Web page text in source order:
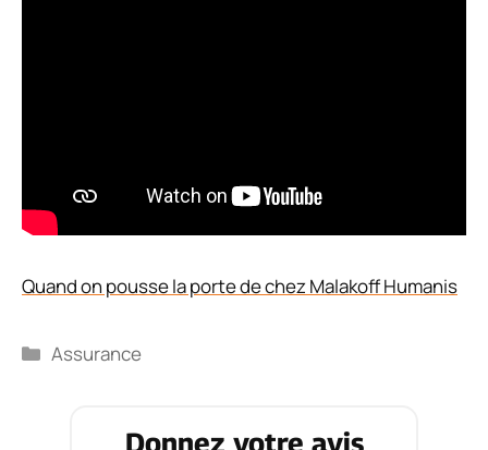
Quand on pousse la porte de chez Malakoff Humanis
Catégories
Assurance
Donnez votre avis